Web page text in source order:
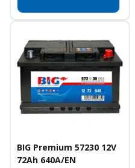
BIG Premium 57230 12V
72Ah 640A/EN